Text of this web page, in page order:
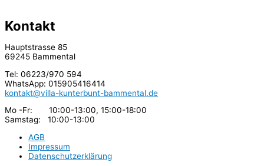
Kontakt
Hauptstrasse 85
69245 Bammental
Tel: 06223/970 594
WhatsApp: 015905416414
kontakt@villa-kunterbunt-bammental.de
Mo -Fr: 10:00-13:00, 15:00-18:00
Samstag: 10:00-13:00
AGB
Impressum
Datenschutzerklärung